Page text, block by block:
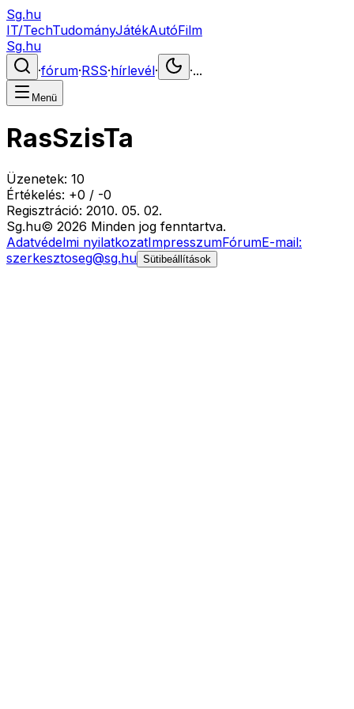
Sg.hu
IT/TechTudományJátékAutóFilm
Sg.hu
·fórum·RSS·hírlevél· ·...
Menü
RasSzisTa
Üzenetek: 10
Értékelés: +0 / -0
Regisztráció: 2010. 05. 02.
Sg.hu© 2026 Minden jog fenntartva.
Adatvédelmi nyilatkozatImpresszumFórumE-mail:
szerkesztoseg@sg.hu Sütibeállítások